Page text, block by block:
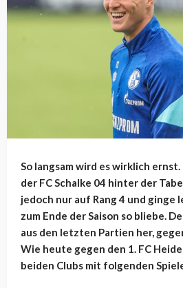
So langsam wird es wirklich
der FC Schalke 04 hinter der
jedoch nur auf Rang 4 und ginge
zum Ende der Saison so bliebe.
aus den letzten Partien her,
Wie heute gegen den 1. FC
beiden Clubs mit folgenden